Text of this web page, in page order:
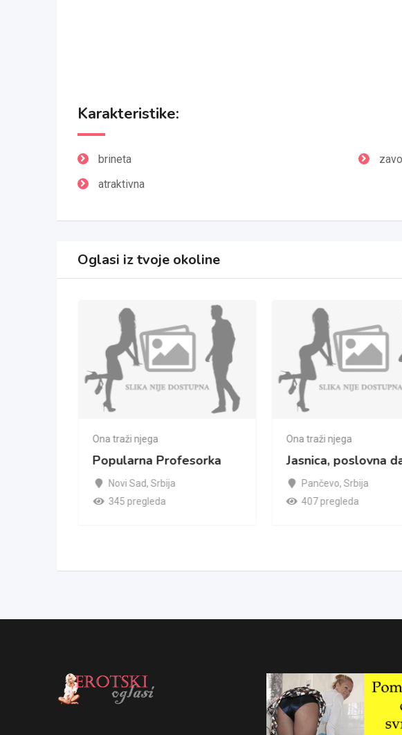
Karakteristike:
brineta
atraktivna
Oglasi iz tvoje okoline
Ona traži njega
Popularna Profesorka
Novi Sad, Srbija
345 pregleda
Ona traži njega
Jasnica, poslovna
Pančevo, Srbija
407 pregleda